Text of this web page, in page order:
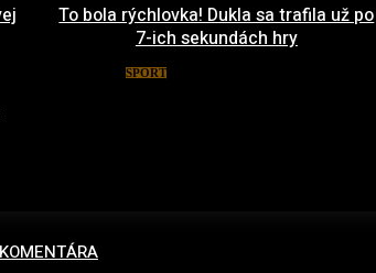
To bola rýchlovka! Dukla sa trafila už po
7-ich sekundách hry
ŠPORT